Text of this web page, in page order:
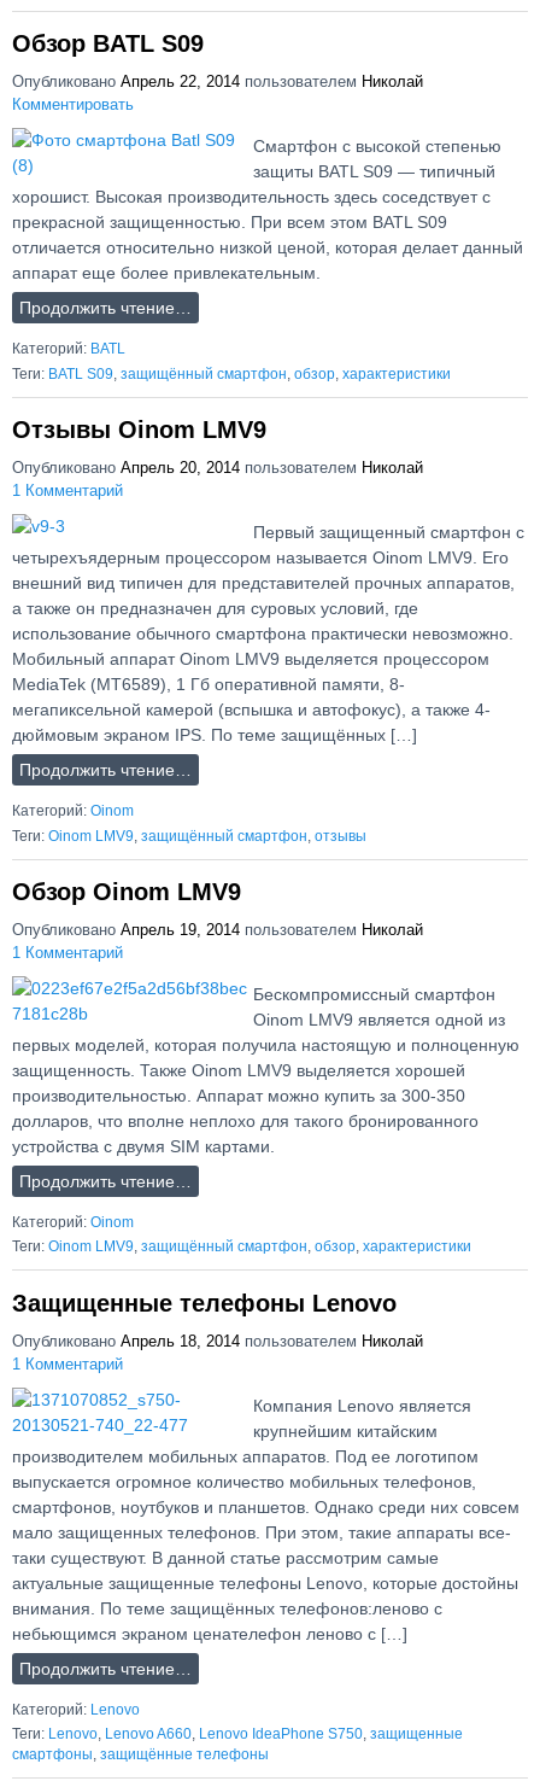
Обзор BATL S09
Опубликовано Апрель 22, 2014 пользователем Николай
Комментировать
Смартфон с высокой степенью
защиты BATL S09 — типичный
хорошист. Высокая производительность здесь соседствует с
прекрасной защищенностью. При всем этом BATL S09
отличается относительно низкой ценой, которая делает данный
аппарат еще более привлекательным.
Продолжить чтение…
Категорий: BATL
Теги: BATL S09 защищённый смартфон обзор характеристики
Отзывы Oinom LMV9
Опубликовано Апрель 20, 2014 пользователем Николай
1 Комментарий
Первый защищенный смартфон с
четырехъядерным процессором называется Oinom LMV9. Его
внешний вид типичен для представителей прочных аппаратов,
а также он предназначен для суровых условий, где
использование обычного смартфона практически невозможно.
Мобильный аппарат Oinom LMV9 выделяется процессором
MediaTek (MT6589), 1 Гб оперативной памяти, 8-
мегапиксельной камерой (вспышка и автофокус), а также 4-
дюймовым экраном IPS. По теме защищённых […]
Продолжить чтение…
Категорий: Oinom
Теги: Oinom LMV9 защищённый смартфон отзывы
Обзор Oinom LMV9
Опубликовано Апрель 19, 2014 пользователем Николай
1 Комментарий
Бескомпромиссный смартфон
Oinom LMV9 является одной из
первых моделей, которая получила настоящую и полноценную
защищенность. Также Oinom LMV9 выделяется хорошей
производительностью. Аппарат можно купить за 300-350
долларов, что вполне неплохо для такого бронированного
устройства с двумя SIM картами.
Продолжить чтение…
Категорий: Oinom
Теги: Oinom LMV9, защищённый смартфон, обзор, характеристики
Защищенные телефоны Lenovo
Опубликовано Апрель 18, 2014 пользователем Николай
1 Комментарий
Компания Lenovo является
крупнейшим китайским
производителем мобильных аппаратов. Под ее логотипом
выпускается огромное количество мобильных телефонов,
смартфонов, ноутбуков и планшетов. Однако среди них совсем
мало защищенных телефонов. При этом, такие аппараты все-
таки существуют. В данной статье рассмотрим самые
актуальные защищенные телефоны Lenovo, которые достойны
внимания. По теме защищённых телефонов:леново с
небьющимся экраном ценателефон леново с […]
Продолжить чтение…
Категорий:
Lenovo
Теги:
Lenovo Lenovo A660 Lenovo IdeaPhone S750 защищенные
смартфоны защищённые телефоны